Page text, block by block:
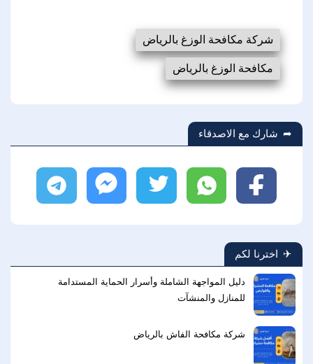
شركة مكافحة الوزغ بالرياض
مكافحة الوزغ بالرياض
شارك مع الاصدقاء
فيسبوك واتساب ماسنجر
اخترنا لكم
دليل المواجهة الشاملة وأسرار الحماية المستدامة
للمنازل والمنشآت
شركة مكافحة الفاش بالرياض